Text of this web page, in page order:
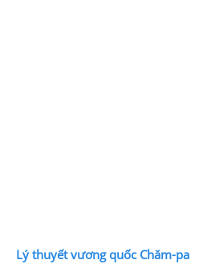
Lý thuyết vương quốc Chăm-pa